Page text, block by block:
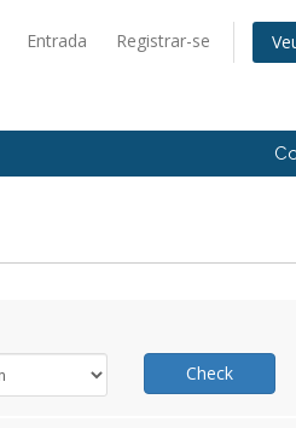
Entrada Registrar-se
Check